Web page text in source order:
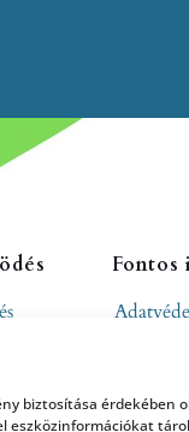
biztosítása érdekében
eszközinformációkat